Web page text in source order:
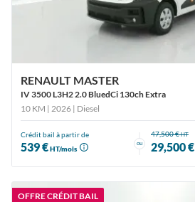
RENAULT MASTER
IV 3500 L3H2 2.0 BluedCi 130ch Extra
10 KM | 2026 | Diesel
Crédit bail à partir de
539 €HT/mois
ou
47,500 €HT
29,500 €
OFFRE CRÉDIT BAIL